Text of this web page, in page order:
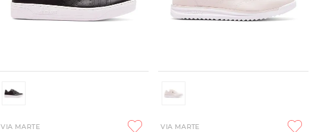
VIA MARTE VIA MARTE